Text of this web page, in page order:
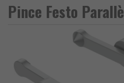
Pince Festo